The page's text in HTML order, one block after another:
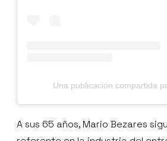
Una publicación compartida
A sus 65 años, Mario Bezares